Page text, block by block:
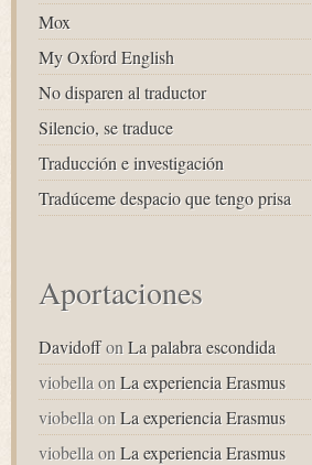
Mox
My Oxford English
No disparen al traductor
Silencio, se traduce
Traducción e investigación
Tradúceme despacio que tengo prisa
Aportaciones
DavidoffonLa palabra escondida
viobellaonLa experiencia Erasmus
viobellaonLa experiencia Erasmus
viobellaonLa experiencia Erasmus